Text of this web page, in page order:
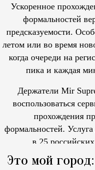
Ускоренное
формальностей
предсказуемости.
летом или во время
когда очереди на
пика и каждая
Держатели Mir
воспользоваться
прохождения
формальностей.
в 25
Это мой